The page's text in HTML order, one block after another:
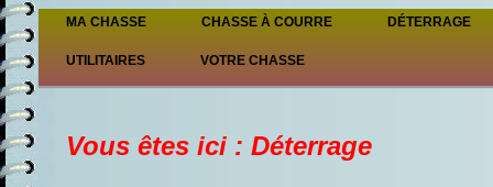
MA CHASSE CHASSE À COURRE DÉTERRAGE
UTILITAIRES VOTRE CHASSE
Vous êtes ici : Déterrage